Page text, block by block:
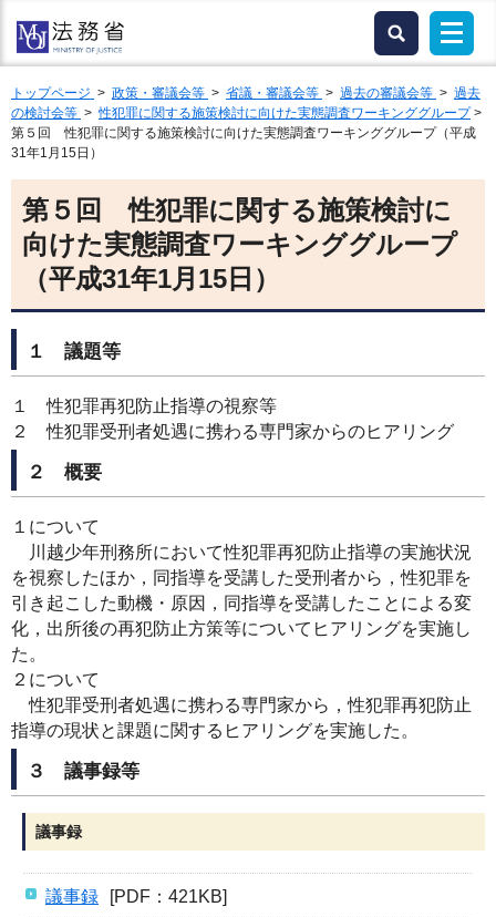
トップページ > 政策・審議会等 > 省議・審議会等 > 過去の審議会等 > 過去
の検討会等 >性犯罪に関する施策検討に向けた実態調査ワーキンググループ>
第５回 性犯罪に関する施策検討に向けた実態調査ワーキンググループ（平成
31年1月15日）
第５回 性犯罪に関する施策検討に
向けた実態調査ワーキンググループ
（平成31年1月15日）
１ 議題等
１ 性犯罪再犯防止指導の視察等
２ 性犯罪受刑者処遇に携わる専門家からのヒアリング
２ 概要
１について
川越少年刑務所において性犯罪再犯防止指導の実施状況
を視察したほか，同指導を受講した受刑者から，性犯罪を
引き起こした動機・原因，同指導を受講したことによる変
化，出所後の再犯防止方策等についてヒアリングを実施し
た。
２について
性犯罪受刑者処遇に携わる専門家から，性犯罪再犯防止
指導の現状と課題に関するヒアリングを実施した。
３ 議事録等
議事録
議事録 [PDF：421KB]